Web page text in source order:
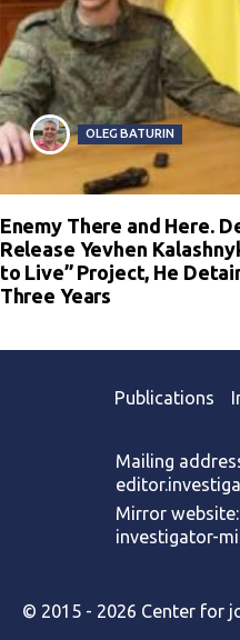
OLEG BATURIN
Enemy There and Here.
Release Yevhen
to Live” Project, He
Three Years
Publications
Mailing
Mirror website:
investigator-
© 2015 - 2026 Center for